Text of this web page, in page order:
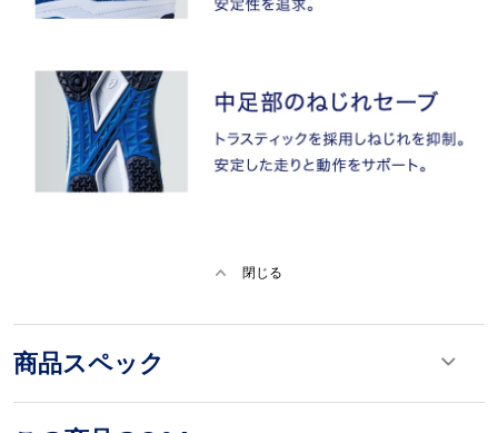
閉じる
商品スペック